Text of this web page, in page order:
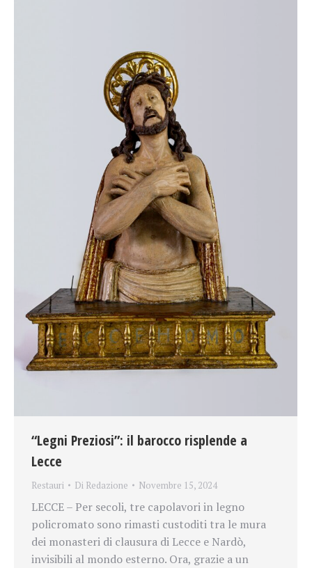
“Legni Preziosi”: il barocco risplende a
Lecce
Restauri Di Redazione Novembre 15, 2024
LECCE – Per secoli, tre capolavori in legno
policromato sono rimasti custoditi tra le mura
dei monasteri di clausura di Lecce e Nardò,
invisibili al mondo esterno. Ora, grazie a un